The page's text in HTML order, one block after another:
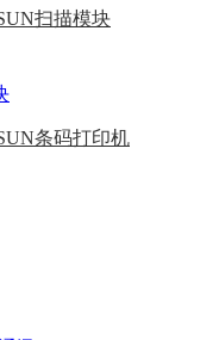
扫描模块
条码打印机